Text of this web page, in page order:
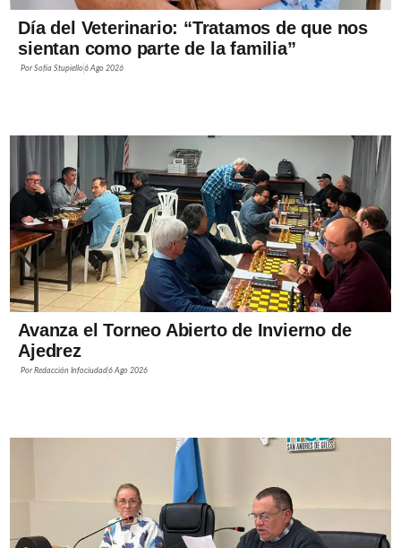
Día del Veterinario: “Tratamos de que nos
sientan como parte de la familia”
PorSofía Stupiello6 Ago 2026
Avanza el Torneo Abierto de Invierno de
Ajedrez
PorRedacción Infociudad6 Ago 2026